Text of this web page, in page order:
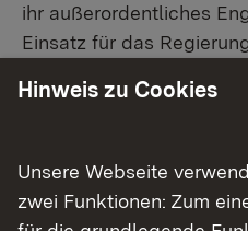
ihr außerordentliches
Einsatz für das
und im ganzen Land.
zeichnet sie aus – sei es
Pandemie mit der Task
oder bei der
Hinweis zu Cookies
Unsere Webseite
zwei Funktionen: Zum